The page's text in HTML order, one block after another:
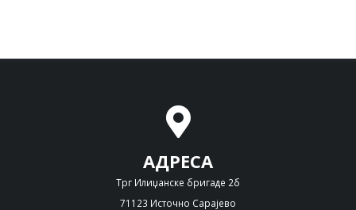
АДРЕСА
Трг Илиџанске бригаде 2б
71123 Источно Сарајево